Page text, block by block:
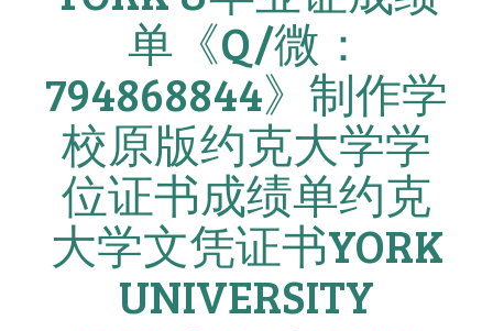
单《Q/微：
794868844》制作学
校原版约克大学学
位证书成绩单约克
大学文凭证书YORK
UNIVERSITY